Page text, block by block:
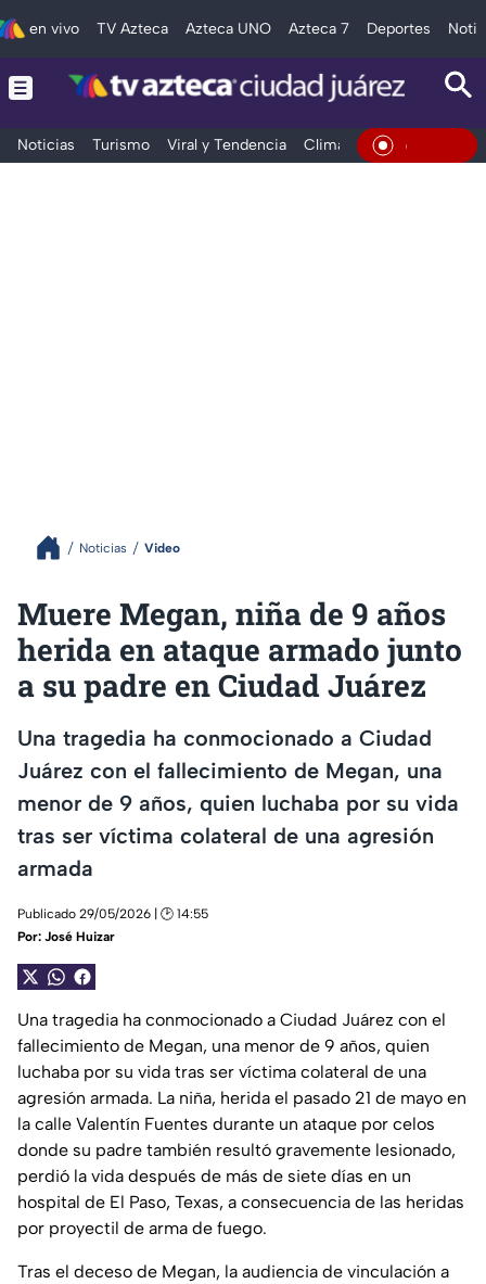
en vivo TV Azteca Azteca UNO Azteca 7 Deportes
Noticias Turismo Viral y Tendencia Clima Deportes En Vivo
Noticias Video
Muere Megan, niña de 9 años
herida en ataque armado junto
a su padre en Ciudad Juárez
Una tragedia ha conmocionado a Ciudad
Juárez con el fallecimiento de Megan, una
menor de 9 años, quien luchaba por su vida
tras ser víctima colateral de una agresión
armada
Publicado 29/05/2026 | 🕑 14:55
Por: José Huizar
Una tragedia ha conmocionado a Ciudad Juárez con el
fallecimiento de Megan, una menor de 9 años, quien
luchaba por su vida tras ser víctima colateral de una
agresión armada. La niña, herida el pasado 21 de mayo en
la calle Valentín Fuentes durante un ataque por celos
donde su padre también resultó gravemente lesionado,
perdió la vida después de más de siete días en un
hospital de El Paso, Texas, a consecuencia de las heridas
por proyectil de arma de fuego.
Tras el deceso de Megan, la audiencia de vinculación a